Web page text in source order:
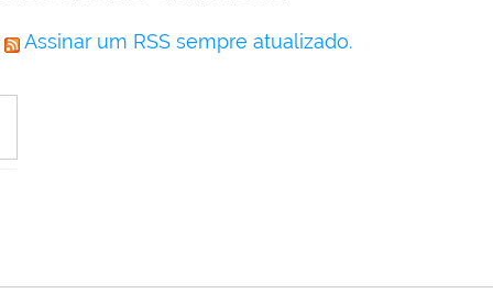
Assinar um RSS sempre atualizado.